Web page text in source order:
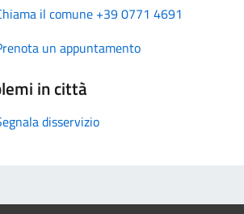
il comune +39 0771 4691
un appuntamento
in città
disservizio